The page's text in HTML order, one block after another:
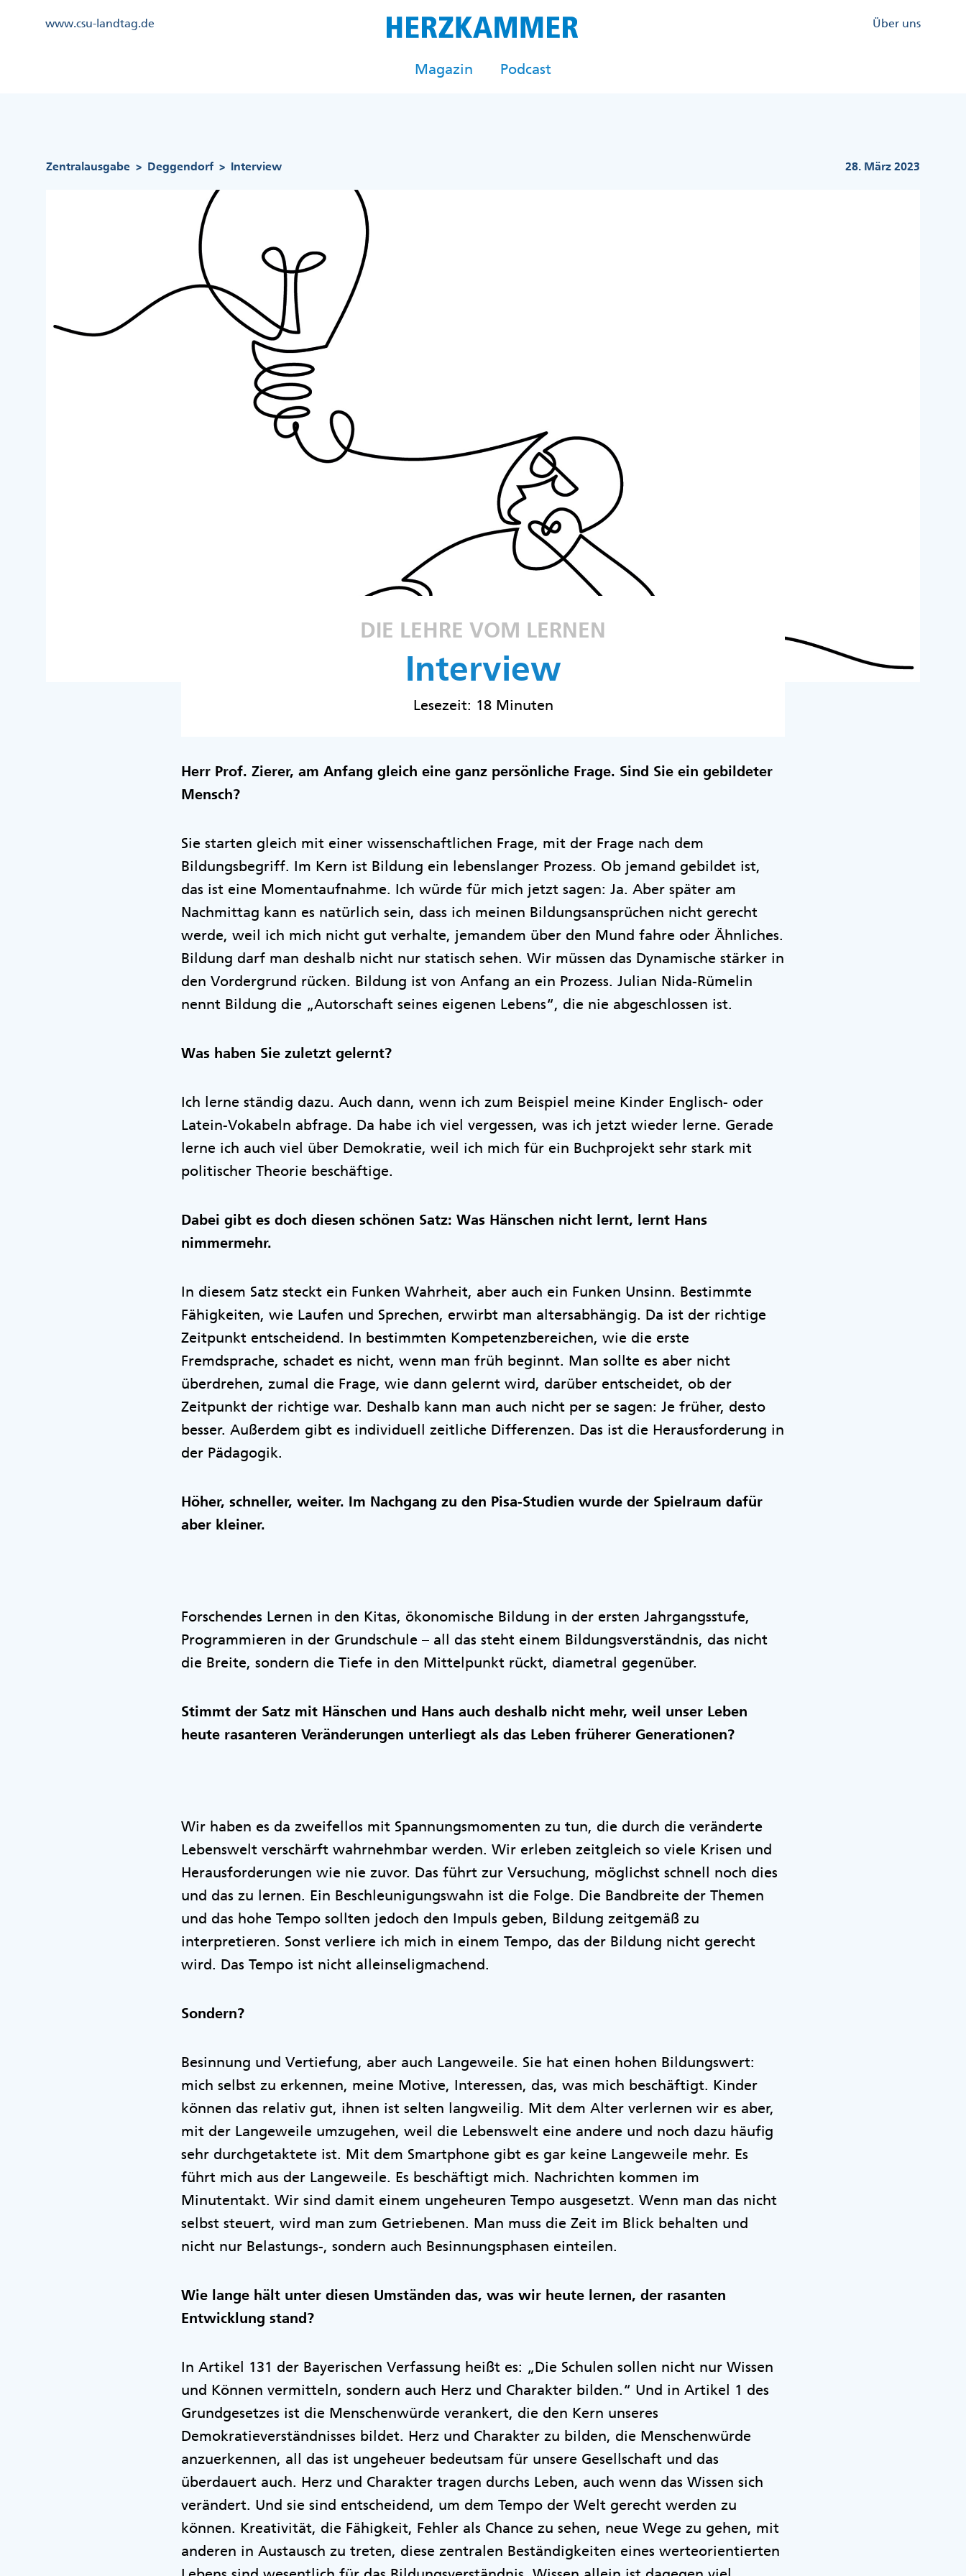
Kopfzeile
www.csu-landtag.de
Kopfzeile
Über uns
Magazin Podcast
Zentralausgabe > Deggendorf > Interview 28. März 2023
DIE LEHRE VOM LERNEN
Interview
Lesezeit: 18 Minuten
Herr Prof. Zierer, am Anfang gleich eine ganz persönliche Frage. Sind Sie ein gebildeter
Mensch?
Sie starten gleich mit einer wissenschaftlichen Frage, mit der Frage nach dem
Bildungsbegriff. Im Kern ist Bildung ein lebenslanger Prozess. Ob jemand gebildet ist,
das ist eine Momentaufnahme. Ich würde für mich jetzt sagen: Ja. Aber später am
Nachmittag kann es natürlich sein, dass ich meinen Bildungsansprüchen nicht gerecht
werde, weil ich mich nicht gut verhalte, jemandem über den Mund fahre oder Ähnliches.
Bildung darf man deshalb nicht nur statisch sehen. Wir müssen das Dynamische stärker in
den Vordergrund rücken. Bildung ist von Anfang an ein Prozess. Julian Nida-Rümelin
nennt Bildung die „Autorschaft seines eigenen Lebens“, die nie abgeschlossen ist.
Was haben Sie zuletzt gelernt?
Ich lerne ständig dazu. Auch dann, wenn ich zum Beispiel meine Kinder Englisch- oder
Latein-Vokabeln abfrage. Da habe ich viel vergessen, was ich jetzt wieder lerne. Gerade
lerne ich auch viel über Demokratie, weil ich mich für ein Buchprojekt sehr stark mit
politischer Theorie beschäftige.
Dabei gibt es doch diesen schönen Satz: Was Hänschen nicht lernt, lernt Hans
nimmermehr.
In diesem Satz steckt ein Funken Wahrheit, aber auch ein Funken Unsinn. Bestimmte
Fähigkeiten, wie Laufen und Sprechen, erwirbt man altersabhängig. Da ist der richtige
Zeitpunkt entscheidend. In bestimmten Kompetenzbereichen, wie die erste
Fremdsprache, schadet es nicht, wenn man früh beginnt. Man sollte es aber nicht
überdrehen, zumal die Frage, wie dann gelernt wird, darüber entscheidet, ob der
Zeitpunkt der richtige war. Deshalb kann man auch nicht per se sagen: Je früher, desto
besser. Außerdem gibt es individuell zeitliche Differenzen. Das ist die Herausforderung in
der Pädagogik.
Höher, schneller, weiter. Im Nachgang zu den Pisa-Studien wurde der Spielraum dafür
aber kleiner.
Forschendes Lernen in den Kitas, ökonomische Bildung in der ersten Jahrgangsstufe,
Programmieren in der Grundschule – all das steht einem Bildungsverständnis, das nicht
die Breite, sondern die Tiefe in den Mittelpunkt rückt, diametral gegenüber.
Stimmt der Satz mit Hänschen und Hans auch deshalb nicht mehr, weil unser Leben
heute rasanteren Veränderungen unterliegt als das Leben früherer Generationen?
Wir haben es da zweifellos mit Spannungsmomenten zu tun, die durch die veränderte
Lebenswelt verschärft wahrnehmbar werden. Wir erleben zeitgleich so viele Krisen und
Herausforderungen wie nie zuvor. Das führt zur Versuchung, möglichst schnell noch dies
und das zu lernen. Ein Beschleunigungswahn ist die Folge. Die Bandbreite der Themen
und das hohe Tempo sollten jedoch den Impuls geben, Bildung zeitgemäß zu
interpretieren. Sonst verliere ich mich in einem Tempo, das der Bildung nicht gerecht
wird. Das Tempo ist nicht alleinseligmachend.
Sondern?
Besinnung und Vertiefung, aber auch Langeweile. Sie hat einen hohen Bildungswert:
mich selbst zu erkennen, meine Motive, Interessen, das, was mich beschäftigt. Kinder
können das relativ gut, ihnen ist selten langweilig. Mit dem Alter verlernen wir es aber,
mit der Langeweile umzugehen, weil die Lebenswelt eine andere und noch dazu häufig
sehr durchgetaktete ist. Mit dem Smartphone gibt es gar keine Langeweile mehr. Es
führt mich aus der Langeweile. Es beschäftigt mich. Nachrichten kommen im
Minutentakt. Wir sind damit einem ungeheuren Tempo ausgesetzt. Wenn man das nicht
selbst steuert, wird man zum Getriebenen. Man muss die Zeit im Blick behalten und
nicht nur Belastungs-, sondern auch Besinnungsphasen einteilen.
Wie lange hält unter diesen Umständen das, was wir heute lernen, der rasanten
Entwicklung stand?
In Artikel 131 der Bayerischen Verfassung heißt es: „Die Schulen sollen nicht nur Wissen
und Können vermitteln, sondern auch Herz und Charakter bilden.“ Und in Artikel 1 des
Grundgesetzes ist die Menschenwürde verankert, die den Kern unseres
Demokratieverständnisses bildet. Herz und Charakter zu bilden, die Menschenwürde
anzuerkennen, all das ist ungeheuer bedeutsam für unsere Gesellschaft und das
überdauert auch. Herz und Charakter tragen durchs Leben, auch wenn das Wissen sich
verändert. Und sie sind entscheidend, um dem Tempo der Welt gerecht werden zu
können. Kreativität, die Fähigkeit, Fehler als Chance zu sehen, neue Wege zu gehen, mit
anderen in Austausch zu treten, diese zentralen Beständigkeiten eines werteorientierten